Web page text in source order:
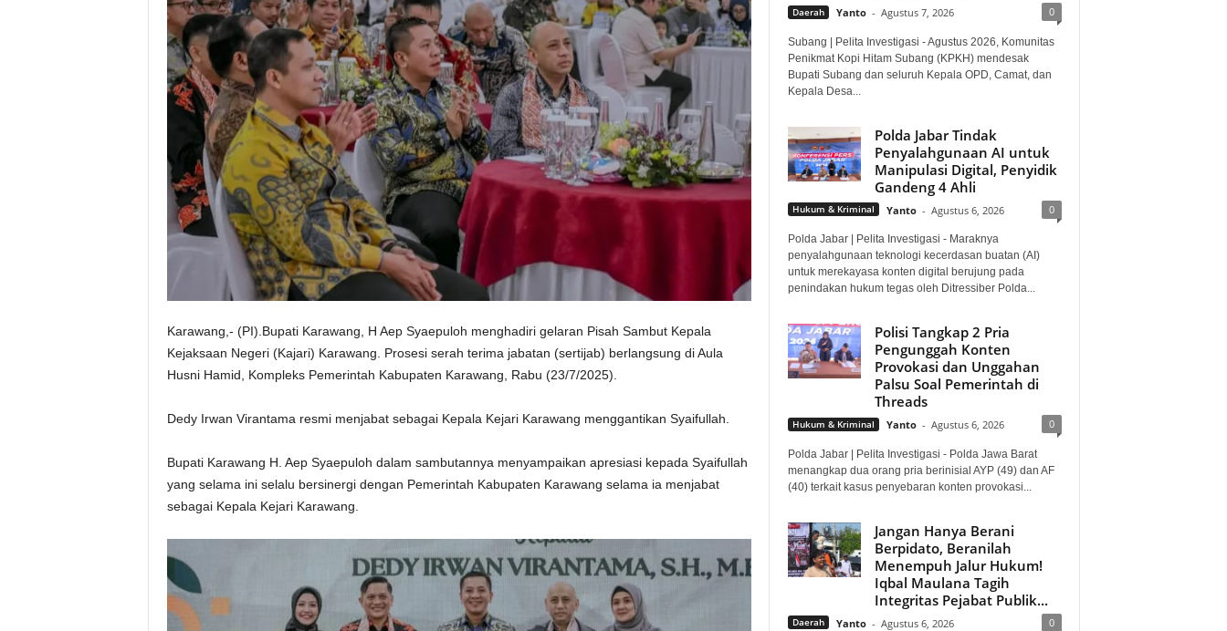
Karawang,- (PI).Bupati Karawang, H Aep Syaepuloh menghadiri gelaran Pisah Sambut Kepala
Kejaksaan Negeri (Kajari) Karawang. Prosesi serah terima jabatan (sertijab) berlangsung di Aula
Husni Hamid, Kompleks Pemerintah Kabupaten Karawang, Rabu (23/7/2025).
Dedy Irwan Virantama resmi menjabat sebagai Kepala Kejari Karawang menggantikan Syaifullah.
Bupati Karawang H. Aep Syaepuloh dalam sambutannya menyampaikan apresiasi kepada Syaifullah
yang selama ini selalu bersinergi dengan Pemerintah Kabupaten Karawang selama ia menjabat
sebagai Kepala Kejari Karawang.
Daerah Yanto - Agustus 7, 2026 0
Subang | Pelita Investigasi - Agustus 2026, Komunitas
Penikmat Kopi Hitam Subang (KPKH) mendesak
Bupati Subang dan seluruh Kepala OPD, Camat, dan
Kepala Desa...
Polda Jabar Tindak
Penyalahgunaan AI untuk
Manipulasi Digital, Penyidik
Gandeng 4 Ahli
Hukum & Kriminal Yanto - Agustus 6, 2026 0
Polda Jabar | Pelita Investigasi - Maraknya
penyalahgunaan teknologi kecerdasan buatan (AI)
untuk merekayasa konten digital berujung pada
penindakan hukum tegas oleh Ditressiber Polda...
Polisi Tangkap 2 Pria
Pengunggah Konten
Provokasi dan Unggahan
Palsu Soal Pemerintah di
Threads
Hukum & Kriminal Yanto - Agustus 6, 2026 0
Polda Jabar | Pelita Investigasi - Polda Jawa Barat
menangkap dua orang pria berinisial AYP (49) dan AF
(40) terkait kasus penyebaran konten provokasi...
Jangan Hanya Berani
Berpidato, Beranilah
Menempuh Jalur Hukum!
Iqbal Maulana Tagih
Integritas Pejabat Publik...
Daerah Yanto - Agustus 6, 2026 0